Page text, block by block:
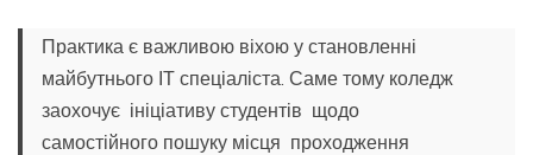
Практика є важливою віхою у становленні
майбутнього ІТ спеціаліста. Саме тому коледж
заохочує ініціативу студентів щодо
самостійного пошуку місця проходження